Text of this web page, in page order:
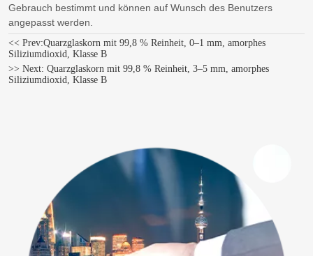
Gebrauch bestimmt und können auf Wunsch des Benutzers
angepasst werden.
<< Prev:Quarzglaskorn mit 99,8 % Reinheit, 0–1 mm, amorphes
Siliziumdioxid, Klasse B
>> Next:Quarzglaskorn mit 99,8 % Reinheit, 3–5 mm, amorphes
Siliziumdioxid, Klasse B